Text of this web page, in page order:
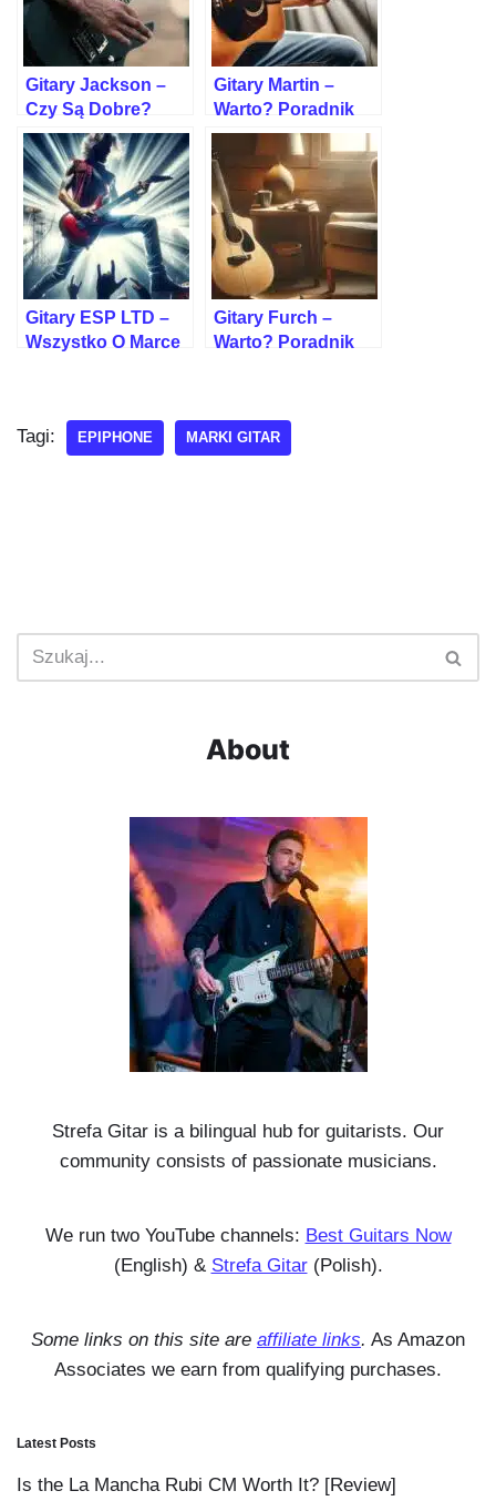
Gitary Jackson –
Czy Są Dobre?
Poradnik Dla
Gitarzystów
Gitary Martin –
Warto? Poradnik
Dla Gitarzystów
Gitary ESP LTD –
Wszystko O Marce
Gitary Furch –
Warto? Poradnik
Tagi: EPIPHONE MARKI GITAR
About
Strefa Gitar is a bilingual hub for guitarists. Our
community consists of passionate musicians.
We run two YouTube channels: Best Guitars Now
(English) & Strefa Gitar(Polish).
Some links on this site are affiliate links. As Amazon
Associates we earn from qualifying purchases.
Latest Posts
Is the La Mancha Rubi CM Worth It? [Review]